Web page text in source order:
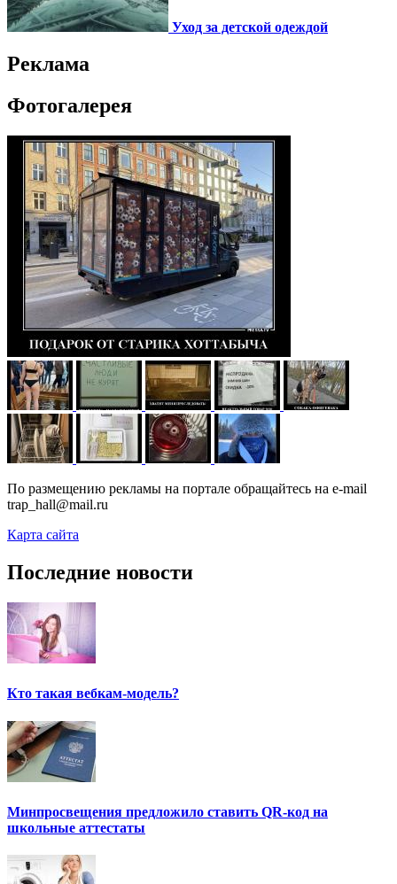
Уход за детской одеждой
Реклама
Фотогалерея
По размещению рекламы на портале обращайтесь на e-mail
trap_hall@mail.ru
Карта сайта
Последние новости
Кто такая вебкам-модель?
Минпросвещения предложило ставить QR-код на
школьные аттестаты